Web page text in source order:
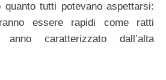
quanto tutti potevano aspettarsi:
essere rapidi come ratti
caratterizzato dall’alta